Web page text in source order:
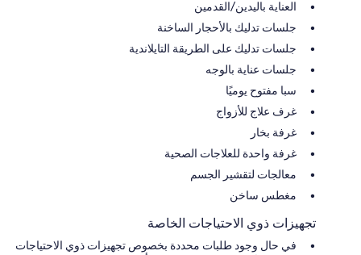
العناية باليدين/القدمين
جلسات تدليك بالأحجار الساخنة
جلسات تدليك على الطريقة التايلاندية
جلسات عناية بالوجه
سبا مفتوح يوميًا
غرف علاج للأزواج
غرفة بخار
غرفة واحدة للعلاجات الصحية
معالجات لتقشير الجسم
مغطس ساخن
تجهيزات ذوي الاحتياجات الخاصة
في حال وجود طلبات محددة بخصوص تجهيزات ذوي الاحتياجات